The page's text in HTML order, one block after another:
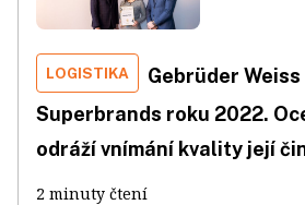
LOGISTIKA
Gebrüder
Superbrands roku 2022.
odráží vnímání kvality její
2 minuty čtení